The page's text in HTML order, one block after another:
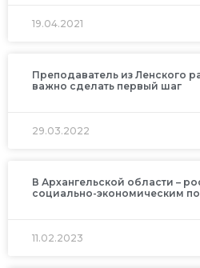
19.04.2021
Преподаватель из Ленского
важно сделать первый шаг
29.03.2022
В Архангельской области –
социально-экономическим
11.02.2023